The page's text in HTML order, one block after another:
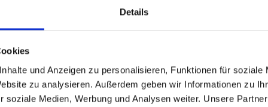
Details
und Anzeigen zu personalisieren, Funktionen für soziale
zu analysieren. Außerdem geben wir Informationen zu
soziale Medien, Werbung und Analysen weiter. Unsere